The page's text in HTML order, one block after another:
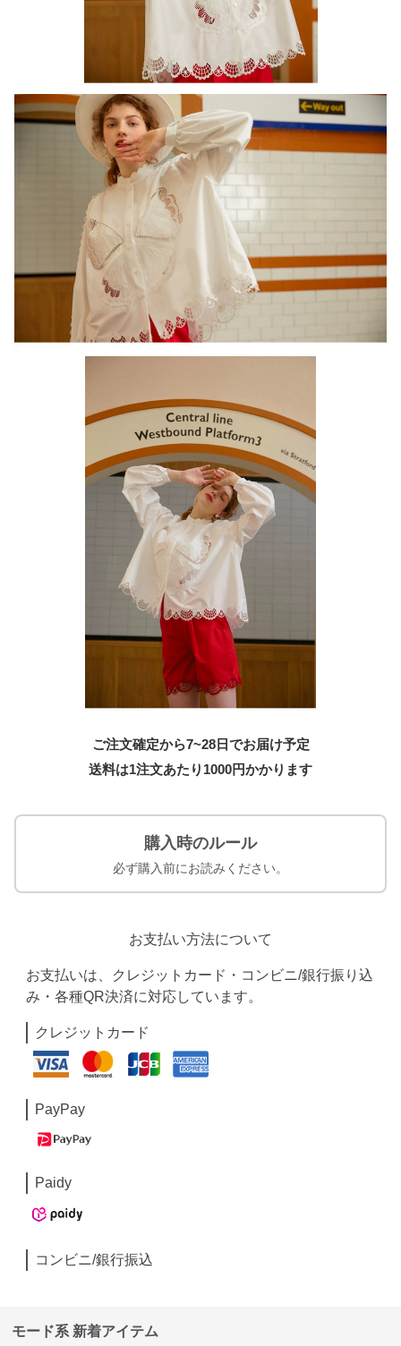
ご注文確定から7~28日でお届け予定
送料は1注文あたり 1000円かかります
購入時のルール
必ず購入前にお読みください。
お支払い方法について
お支払いは、クレジットカード・コンビニ/銀行振り込
み・各種QR決済に対応しています。
クレジットカード
PayPay
Paidy
コンビニ/銀行振込
モード系 新着アイテム